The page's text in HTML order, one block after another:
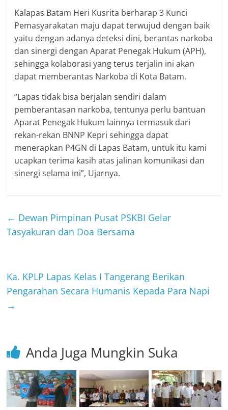
Kalapas Batam Heri Kusrita berharap 3 Kunci
Pemasyarakatan maju dapat terwujud dengan baik
yaitu dengan adanya deteksi dini, berantas narkoba
dan sinergi dengan Aparat Penegak Hukum (APH),
sehingga kolaborasi yang terus terjalin ini akan
dapat memberantas Narkoba di Kota Batam.
“Lapas tidak bisa berjalan sendiri dalam
pemberantasan narkoba, tentunya perlu bantuan
Aparat Penegak Hukum lainnya termasuk dari
rekan-rekan BNNP Kepri sehingga dapat
menerapkan P4GN di Lapas Batam, untuk itu kami
ucapkan terima kasih atas jalinan komunikasi dan
sinergi selama ini”, Ujarnya.
← Dewan Pimpinan Pusat PSKBI Gelar
Tasyakuran dan Doa Bersama
Ka. KPLP Lapas Kelas I Tangerang Berikan
Pengarahan Secara Humanis Kepada Para Napi
→
Anda Juga Mungkin Suka